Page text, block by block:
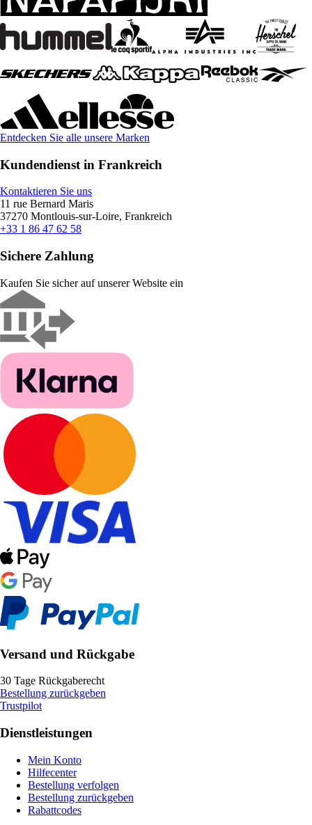
Entdecken Sie alle unsere Marken
Kundendienst in Frankreich
Kontaktieren Sie uns
11 rue Bernard Maris
37270 Montlouis-sur-Loire, Frankreich
+33 1 86 47 62 58
Sichere Zahlung
Kaufen Sie sicher auf unserer Website ein
Versand und Rückgabe
30 Tage Rückgaberecht
Bestellung zurückgeben
Trustpilot
Dienstleistungen
Mein Konto
Hilfecenter
Bestellung verfolgen
Bestellung zurückgeben
Rabattcodes